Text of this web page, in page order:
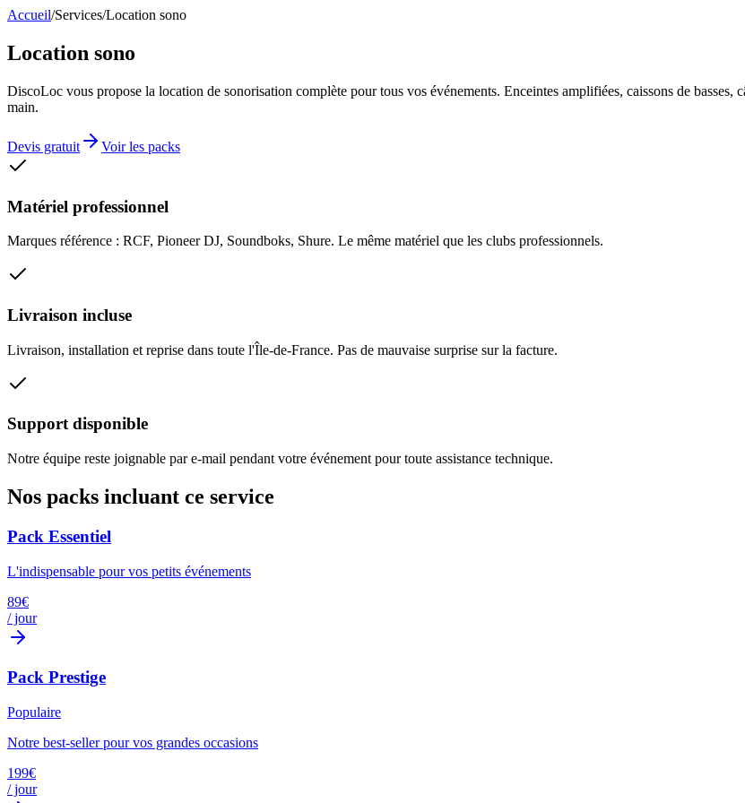
Accueil/Services/Location sono
Location sono
DiscoLoc vous propose la location de sonorisation complète pour tous vos événements. Enceintes amplifiées, caissons de basses,
main.
Devis gratuit Voir les packs
Matériel professionnel
Marques référence : RCF, Pioneer DJ, Soundboks, Shure. Le même matériel que les clubs professionnels.
Livraison incluse
Livraison, installation et reprise dans toute l'Île-de-France. Pas de mauvaise surprise sur la facture.
Support disponible
Notre équipe reste joignable par e-mail pendant votre événement pour toute assistance technique.
Nos packs incluant ce service
Pack Essentiel
L'indispensable pour vos petits événements
89€
/ jour
Pack Prestige
Populaire
Notre best-seller pour vos grandes occasions
199€
/ jour